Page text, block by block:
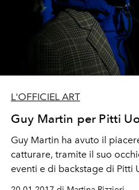
L'OFFICIEL ART
Guy Martin per Pitti
Guy Martin ha avuto il
catturare, tramite il suo
eventi e di backstage di Pitti